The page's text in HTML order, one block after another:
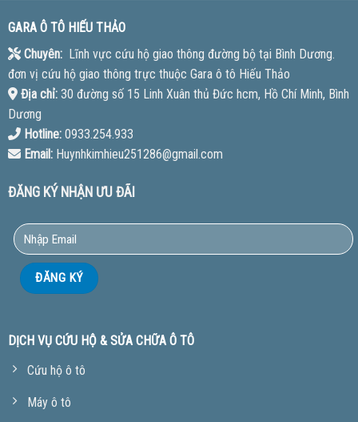
GARA Ô TÔ HIẾU THẢO
Chuyên:Lĩnh vực cứu hộ giao thông đường bộ tại Bình Dương.
đơn vị cứu hộ giao thông trực thuộc Gara ô tô Hiếu Thảo
Địa chỉ:30 đường số 15 Linh Xuân thủ Đức hcm, Hồ Chí Minh, Bình
Dương
Hotline:0933.254.933
Email:Huynhkimhieu251286@gmail.com
ĐĂNG KÝ NHẬN ƯU ĐÃI
DỊCH VỤ CỨU HỘ & SỬA CHỮA Ô TÔ
Cứu hộ ô tô
Máy ô tô